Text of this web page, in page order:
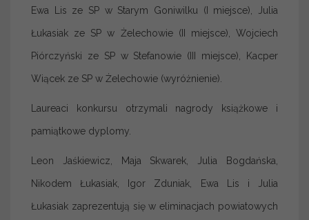
Ewa Lis ze SP w Starym Goniwilku (I miejsce), Julia
Łukasiak ze SP w Żelechowie (II miejsce), Wojciech
Piórczyński ze SP w Stefanowie (III miejsce), Kacper
Wiącek ze SP w Żelechowie (wyróżnienie).
Laureaci konkursu otrzymali nagrody książkowe i
pamiątkowe dyplomy.
Leon Jaśkiewicz, Maja Skwarek, Julia Bogdańska,
Nikodem Łukasiak, Igor Zduniak, Ewa Lis i Julia
Łukasiak zaprezentują się w eliminacjach powiatowych